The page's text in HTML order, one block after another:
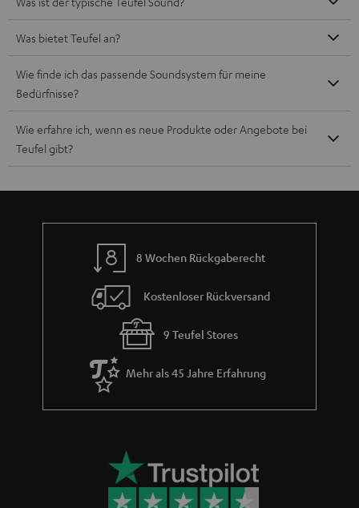
Was bietet Teufel an?
Wie finde ich das passende Soundsystem für meine
Bedürfnisse?
Wie erfahre ich, wenn es neue Produkte oder Angebote bei
Teufel gibt?
8 Wochen Rückgaberecht
Kostenloser Rückversand
9 Teufel Stores
Mehr als 45 Jahre Erfahrung